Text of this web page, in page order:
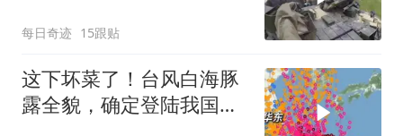
每日奇迹 15跟贴
这下坏菜了！台风白海豚
露全貌，确定登陆我国沿